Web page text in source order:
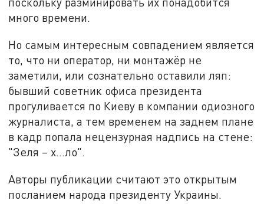
много времени.
Но самым интересным совпадением является
то, что ни оператор, ни монтажёр не
заметили, или сознательно оставили ляп:
бывший советник офиса президента
прогуливается по Киеву в компании одиозного
журналиста, а тем временем на заднем плане
в кадр попала нецензурная надпись на стене:
"Зеля – х…ло".
Авторы публикации считают это открытым
посланием народа президенту Украины.